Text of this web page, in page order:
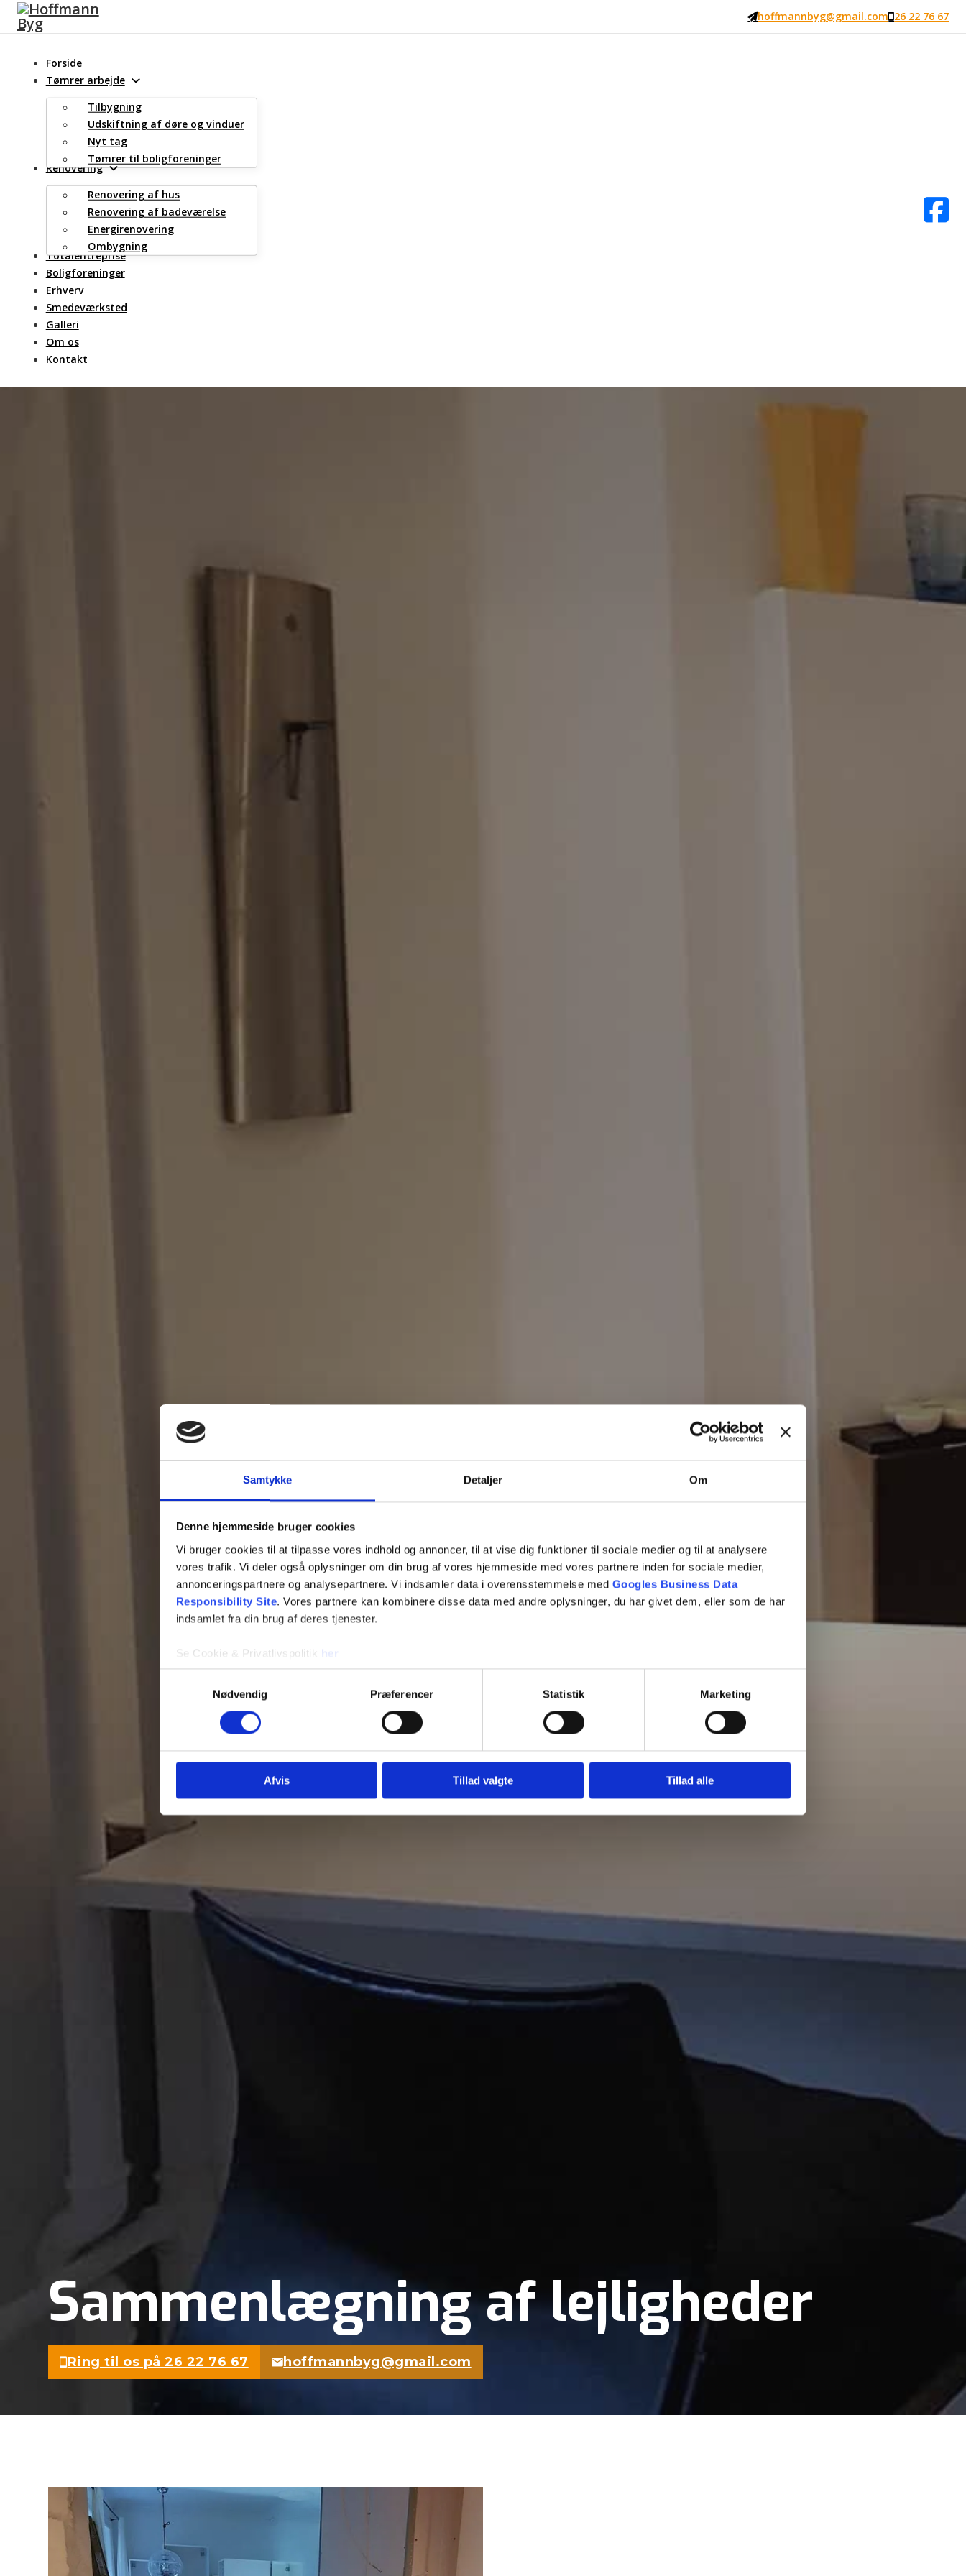
Samtykke Detaljer Om
Denne hjemmeside bruger cookies
Vi bruger cookies til at tilpasse vores indhold og annoncer, til at vise dig funktioner til sociale medier og til at analysere
vores trafik. Vi deler også oplysninger om din brug af vores hjemmeside med vores partnere inden for sociale medier,
annonceringspartnere og analysepartnere. Vi indsamler data i overensstemmelse med Googles Business Data
Responsibility Site. Vores partnere kan kombinere disse data med andre oplysninger, du har givet dem, eller som de har
indsamlet fra din brug af deres tjenester.
Se Cookie & Privatlivspolitik her
Nødvendig
Præferencer Statistik Marketing
Afvis Tillad valgte Tillad alle
Spring til hovedindhold
Spring til sidefod hoffmannbyg@gmail.com 26 22 76 67
Forside
Tømrer arbejde
Tilbygning
Udskiftning af døre og vinduer
Nyt tag
Tømrer til boligforeninger
Renovering
Renovering af hus
Renovering af badeværelse
Energirenovering
Ombygning
Totalentreprise
Boligforeninger
Erhverv
Smedeværksted
Galleri
Om os
Kontakt
Sammenlægning af lejligheder
Ring til os på 26 22 76 67 hoffmannbyg@gmail.com